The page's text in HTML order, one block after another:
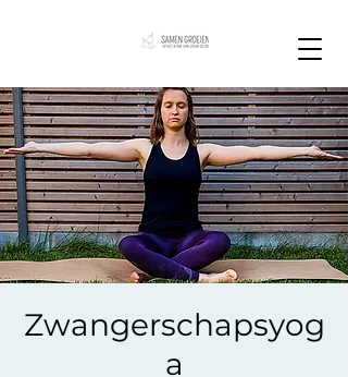
Zwangerschapsyog
a